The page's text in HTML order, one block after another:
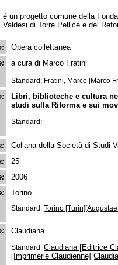
un progetto comune della
di Torre Pellice e del
Opera collettanea
a cura di Marco Fratini
Standard: Fratini, Marco [Marco
Libri, biblioteche e cultura
studi sulla Riforma e sui
Standard:
Collana della Società di Studi
25
2006
Torino
Standard: Torino
Claudiana
Standard: Claudiana [Editrice
[Imprimerie